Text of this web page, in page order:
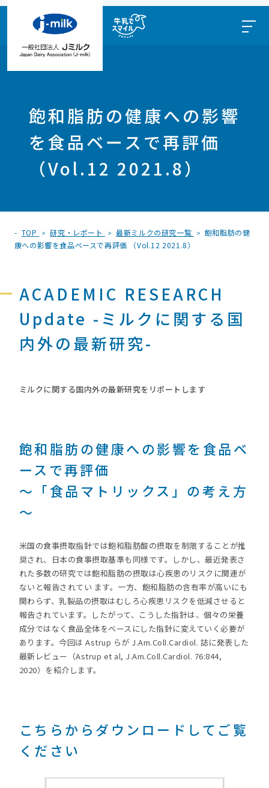
飽和脂肪の健康への影響
を食品ベースで再評価
（Vol.12 2021.8）
TOP 研究・レポート 最新ミルクの研究一覧
飽和脂肪の健
康への影響を食品ベースで再評価 （Vol.12 2021.8）
ACADEMIC RESEARCH
Update -ミルクに関する国
内外の最新研究-
ミルクに関する国内外の最新研究をリポートします
飽和脂肪の健康への影響を食品ベ
ースで再評価
～「食品マトリックス」の考え方
～
米国の食事摂取指針では飽和脂肪酸の摂取を制限することが推
奨され、日本の食事摂取基準も同様です。しかし、最近発表さ
れた多数の研究では飽和脂肪の摂取は心疾患のリスクに関連が
ないと報告されてい ます。一方、飽和脂肪の含有率が高いにも
関わらず、乳製品の摂取はむしろ心疾患リスクを低減させると
報告されています。したがって、こうした指針は、個々の栄養
成分ではなく食品全体をベースにした指針に変えていく必要が
あります。今回は Astrup らが J.Am.Coll.Cardiol. 誌に発表した
最新レビュー（Astrup et al, J.Am.Coll.Cardiol. 76:844,
2020）を紹介します。
こちらからダウンロードしてご覧
ください